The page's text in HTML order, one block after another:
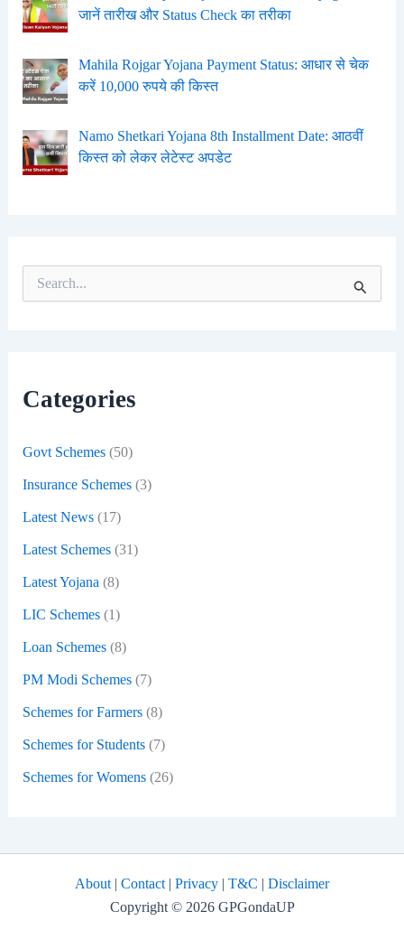
जानें तारीख और Status Check का तरीका
Mahila Rojgar Yojana Payment Status: आधार से चेक
करें 10,000 रुपये की किस्त
Namo Shetkari Yojana 8th Installment Date: आठवीं
किस्त को लेकर लेटेस्ट अपडेट
o
Categories
Govt Schemes(50)
Insurance Schemes(3)
Latest News(17)
Latest Schemes(31)
Latest Yojana (8)
LIC Schemes(1)
Loan Schemes(8)
PM Modi Schemes(7)
Schemes for Farmers(8)
Schemes for Students(7)
Schemes for Womens(26)
About | Contact | Privacy | T&C | Disclaimer
Copyright © 2026 GPGondaUP